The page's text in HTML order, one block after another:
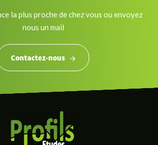
la plus proche de chez vous ou envoyez
nous un mail
Contactez-nous